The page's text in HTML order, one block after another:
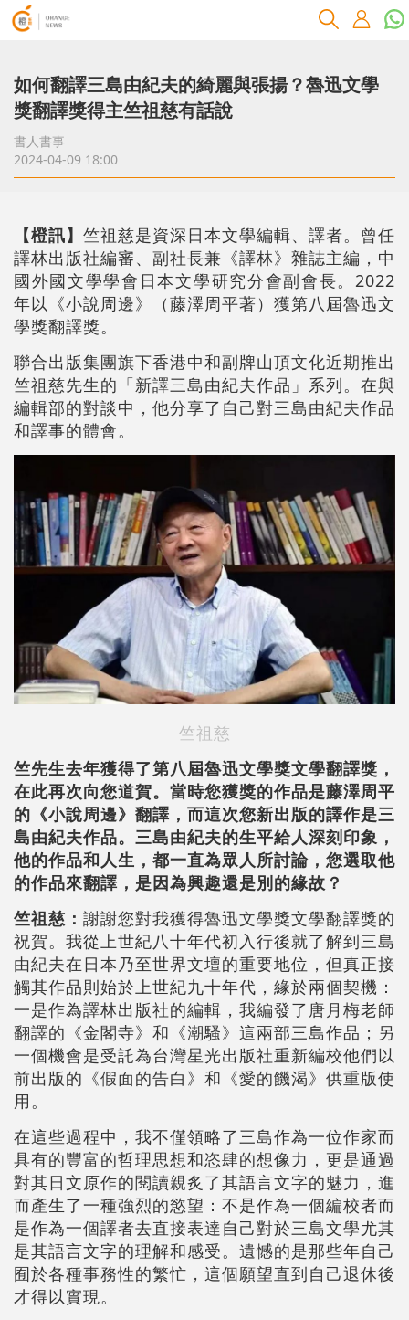
如何翻譯三島由紀夫的綺麗與張揚？魯迅文學
獎翻譯獎得主竺祖慈有話說
書人書事
2024-04-09 18:00
【橙訊】 竺祖慈是資深日本文學編輯、譯者。曾任
譯林出版社編審、副社長兼《譯林》雜誌主編，中
國外國文學學會日本文學研究分會副會長。2022
年以《小說周邊》（藤澤周平著）獲第八屆魯迅文
學獎翻譯獎。
聯合出版集團旗下香港中和副牌山頂文化近期推出
竺祖慈先生的「新譯三島由紀夫作品」系列。在與
編輯部的對談中，他分享了自己對三島由紀夫作品
和譯事的體會。
竺祖慈
竺先生去年獲得了第八屆魯迅文學獎文學翻譯獎，
在此再次向您道賀。當時您獲獎的作品是藤澤周平
的《小說周邊》翻譯，而這次您新出版的譯作是三
島由紀夫作品。三島由紀夫的生平給人深刻印象，
他的作品和人生，都一直為眾人所討論，您選取他
的作品來翻譯，是因為興趣還是別的緣故？
竺祖慈： 謝謝您對我獲得魯迅文學獎文學翻譯獎的
祝賀。我從上世紀八十年代初入行後就了解到三島
由紀夫在日本乃至世界文壇的重要地位，但真正接
觸其作品則始於上世紀九十年代，緣於兩個契機：
一是作為譯林出版社的編輯，我編發了唐月梅老師
翻譯的《金閣寺》和《潮騷》這兩部三島作品；另
一個機會是受託為台灣星光出版社重新編校他們以
前出版的《假面的告白》和《愛的饑渴》供重版使
用。
在這些過程中，我不僅領略了三島作為一位作家而
具有的豐富的哲理思想和恣肆的想像力，更是通過
對其日文原作的閱讀親炙了其語言文字的魅力，進
而產生了一種強烈的慾望：不是作為一個編校者而
是作為一個譯者去直接表達自己對於三島文學尤其
是其語言文字的理解和感受。遺憾的是那些年自己
囿於各種事務性的繁忙，這個願望直到自己退休後
才得以實現。